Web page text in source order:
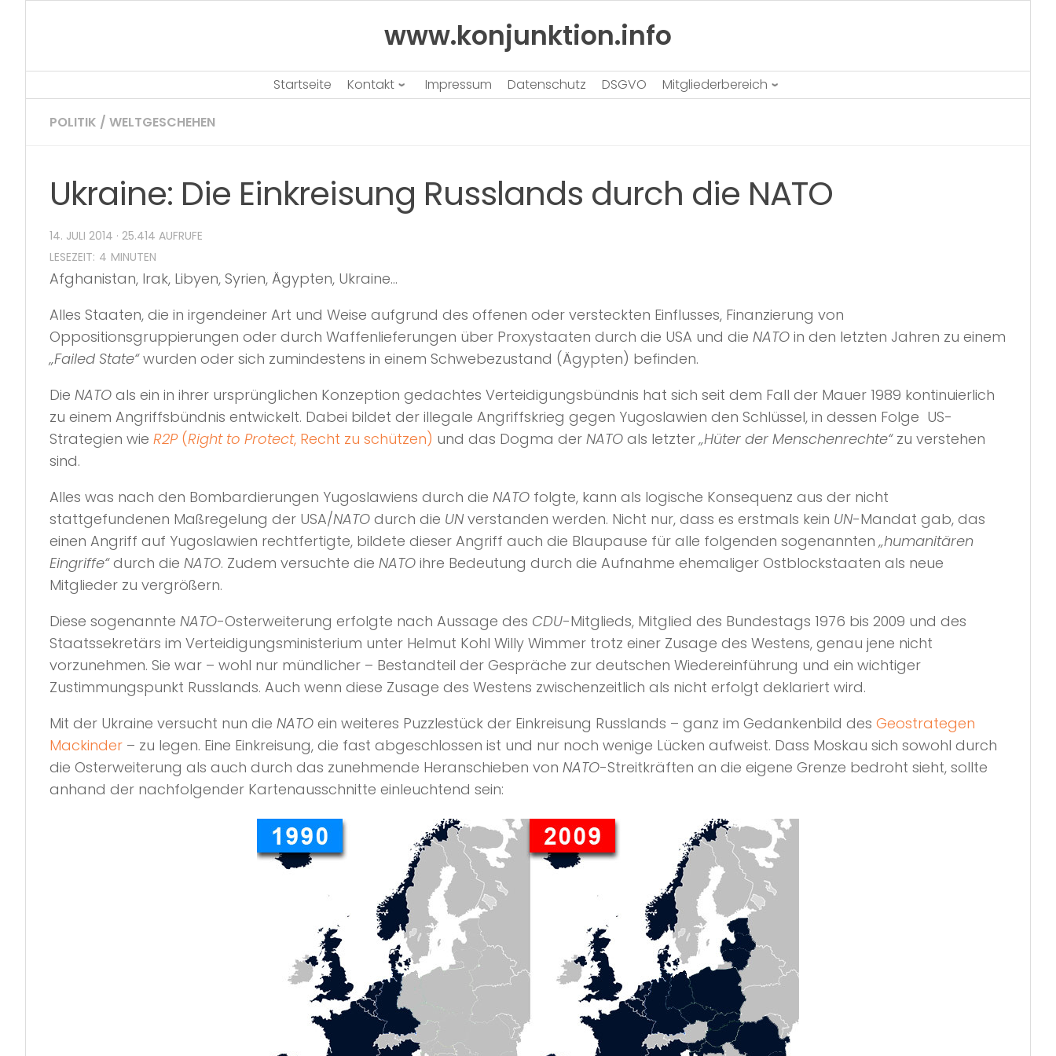
www.konjunktion.info
Startseite Kontakt Impressum Datenschutz DSGVO Mitgliederbereich
POLITIK / WELTGESCHEHEN
Ukraine: Die Einkreisung Russlands durch die NATO
14. JULI 2014 · 25.414 AUFRUFE
Afghanistan, Irak, Libyen, Syrien, Ägypten, Ukraine…
Alles Staaten, die in irgendeiner Art und Weise aufgrund des offenen oder versteckten Einflusses, Finanzierung von
Oppositionsgruppierungen oder durch Waffenlieferungen über Proxystaaten durch die USA und die NATO in den letzten Jahren zu einem
„Failed State“wurden oder sich zumindestens in einem Schwebezustand (Ägypten) befinden.
Die NATO als ein in ihrer ursprünglichen Konzeption gedachtes Verteidigungsbündnis hat sich seit dem Fall der Mauer 1989 kontinuierlich
zu einem Angriffsbündnis entwickelt. Dabei bildet der illegale Angriffskrieg gegen Yugoslawien den Schlüssel, in dessen Folge US-
Strategien wie R2P(Right to Protect, Recht zu schützen) und das Dogma der NATO als letzter„Hüter der Menschenrechte“zu verstehen
sind.
Alles was nach den Bombardierungen Yugoslawiens durch die NATO folgte, kann als logische Konsequenz aus der nicht
stattgefundenen Maßregelung der USA/NATO durch die UN verstanden werden. Nicht nur, dass es erstmals kein UN-Mandat gab, das
einen Angriff auf Yugoslawien rechtfertigte, bildete dieser Angriff auch die Blaupause für alle folgenden sogenannten„humanitären
Eingriffe“durch die NATO. Zudem versuchte die NATO ihre Bedeutung durch die Aufnahme ehemaliger Ostblockstaaten als neue
Mitglieder zu vergrößern.
Diese sogenannte NATO-Osterweiterung erfolgte nach Aussage des CDU-Mitglieds, Mitglied des Bundestags 1976 bis 2009 und des
Staatssekretärs im Verteidigungsministerium unter Helmut Kohl Willy Wimmer trotz einer Zusage des Westens, genau jene nicht
vorzunehmen. Sie war – wohl nur mündlicher – Bestandteil der Gespräche zur deutschen Wiedereinführung und ein wichtiger
Zustimmungspunkt Russlands. Auch wenn diese Zusage des Westens zwischenzeitlich als nicht erfolgt deklariert wird.
Mit der Ukraine versucht nun die NATO ein weiteres Puzzlestück der Einkreisung Russlands – ganz im Gedankenbild des Geostrategen
Mackinder – zu legen. Eine Einkreisung, die fast abgeschlossen ist und nur noch wenige Lücken aufweist. Dass Moskau sich sowohl durch
die Osterweiterung als auch durch das zunehmende Heranschieben von NATO-Streitkräften an die eigene Grenze bedroht sieht, sollte
anhand der nachfolgender Kartenausschnitte einleuchtend sein: